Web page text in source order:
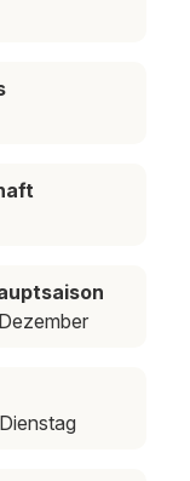
Dezember